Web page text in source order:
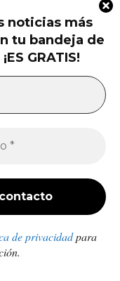
noticias más
tu bandeja de
GRATIS!
de privacidadpara